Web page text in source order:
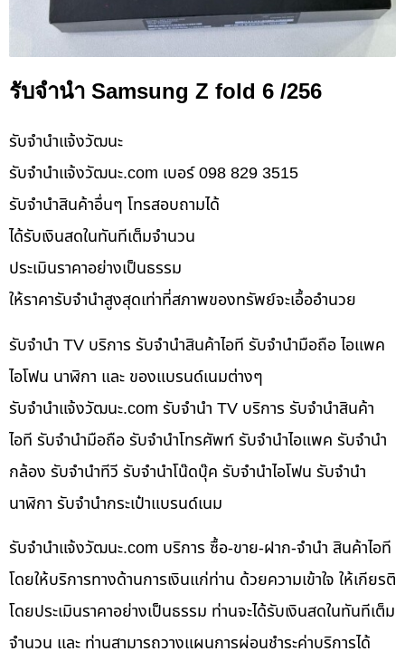
รับจำนำ Samsung Z fold 6 /256
รับจํานําแจ้งวัฒนะ
รับจํานําแจ้งวัฒนะ.com เบอร์ 098 829 3515
รับจำนำสินค้าอื่นๆ โทรสอบถามได้
ได้รับเงินสดในทันทีเต็มจำนวน
ประเมินราคาอย่างเป็นธรรม
ให้ราคารับจำนำสูงสุดเท่าที่สภาพของทรัพย์จะเอื้ออำนวย
รับจำนำ TV บริการ รับจำนำสินค้าไอที รับจำนำมือถือ ไอแพค
ไอโฟน นาฬิกา และ ของแบรนด์เนมต่างๆ
รับจํานําแจ้งวัฒนะ.com รับจำนำ TV บริการ รับจำนำสินค้า
ไอที รับจำนำมือถือ รับจำนำโทรศัพท์ รับจำนำไอแพค รับจำนำ
กล้อง รับจำนำทีวี รับจำนำโน๊ดบุ๊ค รับจำนำไอโฟน รับจำนำ
นาฬิกา รับจำนำกระเป๋าแบรนด์เนม
รับจํานําแจ้งวัฒนะ.com บริการ ซื้อ-ขาย-ฝาก-จำนำ สินค้าไอที
โดยให้บริการทางด้านการเงินแก่ท่าน ด้วยความเข้าใจ ให้เกียรติ
โดยประเมินราคาอย่างเป็นธรรม ท่านจะได้รับเงินสดในทันทีเต็ม
จำนวน และ ท่านสามารถวางแผนการผ่อนชำระค่าบริการได้